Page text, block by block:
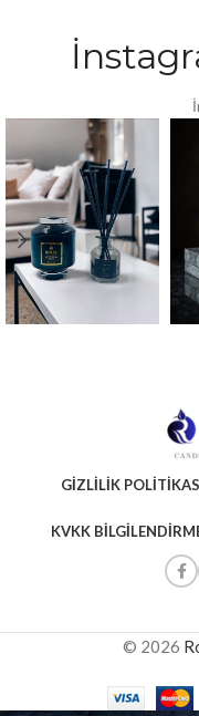
GIZLILIK
KVKK
© 2026